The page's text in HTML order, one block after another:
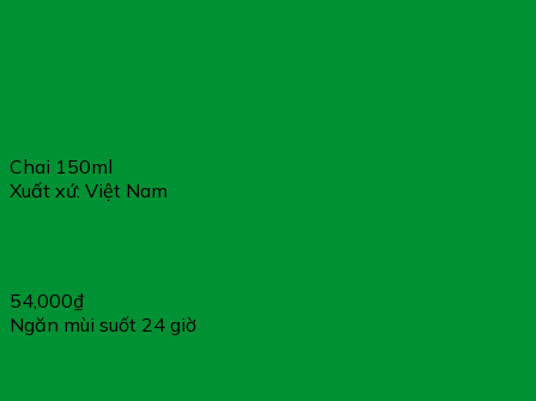
Chai 150ml
Xuất xứ: Việt Nam
54,000₫
Ngăn mùi suốt 24 giờ